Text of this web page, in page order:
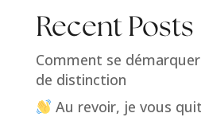
Recent Posts
Comment se
de distinction
Au revoir, je vous